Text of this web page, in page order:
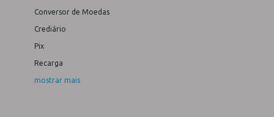
Conversor de Moedas
Crediário
Pix
Recarga
mostrar mais